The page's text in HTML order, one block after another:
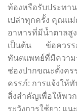
ท้องหรือรับประทา
เปล่าทุกครั้ง คุณแม่
อาหารที่มีน้ำตาลสู
เป็นต้น ข้อควรระ
ทันตแพทย์ที่มีความ
ช่องปากขณะตั้งคร
ครรภ์: การแจ้งให้
สิ่งสำคัญเพื่อให้พว
ระวังการใช้ยา: แ